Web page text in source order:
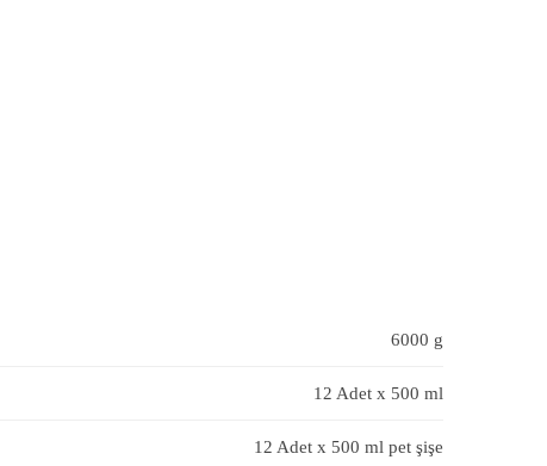
6000 g
12 Adet x 500 ml
12 Adet x 500 ml pet şişe